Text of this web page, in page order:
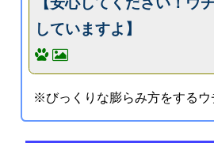
していますよ】
※びっくりな膨らみ方をするウ